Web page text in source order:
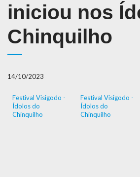
iniciou nos
Chinquilho
14/10/2023
Festival Visigodo -
Ídolos do
Chinquilho
Festival Visigodo -
Ídolos do
Chinquilho